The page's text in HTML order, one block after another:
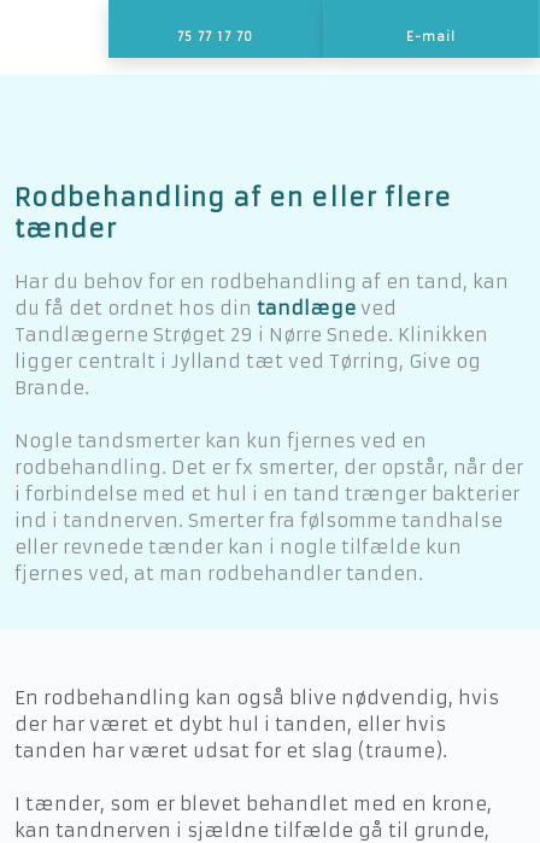
75 77 17 70 E-mail
​Rodbehandling af en eller flere
tænder
​Har du behov for en rodbehandling af en tand, kan
du få det ordnet hos din tandlægeved
Tandlægerne Strøget 29 i Nørre Snede. Klinikken
ligger centralt i Jylland tæt ved Tørring, Give og
Brande.
Nogle tandsmerter kan kun fjernes ved en
rodbehandling. Det er fx smerter, der opstår, når der
i forbindelse med et hul i en tand trænger bakterier
ind i tandnerven. Smerter fra følsomme tandhalse
eller revnede tænder kan i nogle tilfælde kun
fjernes ved, at man rodbehandler tanden.
​En rodbehandling kan også blive nødvendig, hvis
der har været et dybt hul i tanden, eller hvis
tanden har været udsat for et slag (traume).
I tænder, som er blevet behandlet med en krone,
kan tandnerven i sjældne tilfælde gå til grunde,